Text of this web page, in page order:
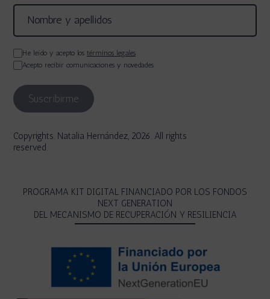
He leído y acepto los términos legales
Acepto recibir comunicaciones y novedades
Copyrights. Natalia Hernández, 2026. All rights
reserved.
PROGRAMA KIT DIGITAL FINANCIADO POR LOS FONDOS
NEXT GENERATION
DEL MECANISMO DE RECUPERACIÓN Y RESILIENCIA